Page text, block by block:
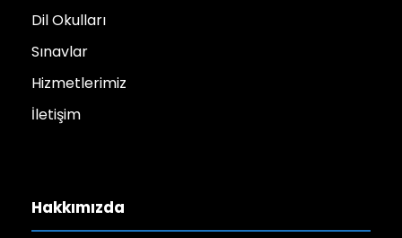
Dil Okulları
Sınavlar
Hizmetlerimiz
İletişim
Hakkımızda